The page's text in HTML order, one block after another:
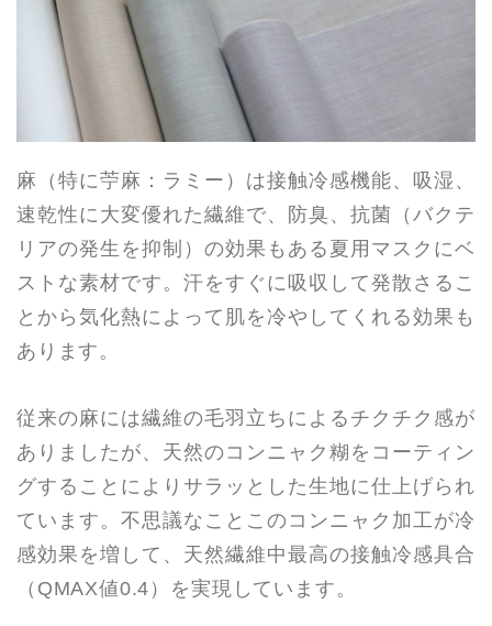
麻（特に苧麻：ラミー）は接触冷感機能、吸湿、
速乾性に大変優れた繊維で、防臭、抗菌（バクテ
リアの発生を抑制）の効果もある夏用マスクにベ
ストな素材です。汗をすぐに吸収して発散さるこ
とから気化熱によって肌を冷やしてくれる効果も
あります。
従来の麻には繊維の毛羽立ちによるチクチク感が
ありましたが、天然のコンニャク糊をコーティン
グすることによりサラッとした生地に仕上げられ
ています。不思議なことこのコンニャク加工が冷
感効果を増して、天然繊維中最高の接触冷感具合
（QMAX値0.4）を実現しています。